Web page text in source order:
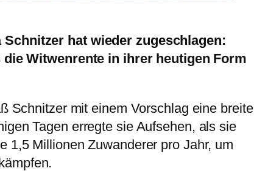
hat wieder zugeschlagen:
Witwenrente in ihrer heutigen Form
Schnitzer mit einem Vorschlag eine breite
Tagen erregte sie Aufsehen, als sie
1,5 Millionen Zuwanderer pro Jahr, um